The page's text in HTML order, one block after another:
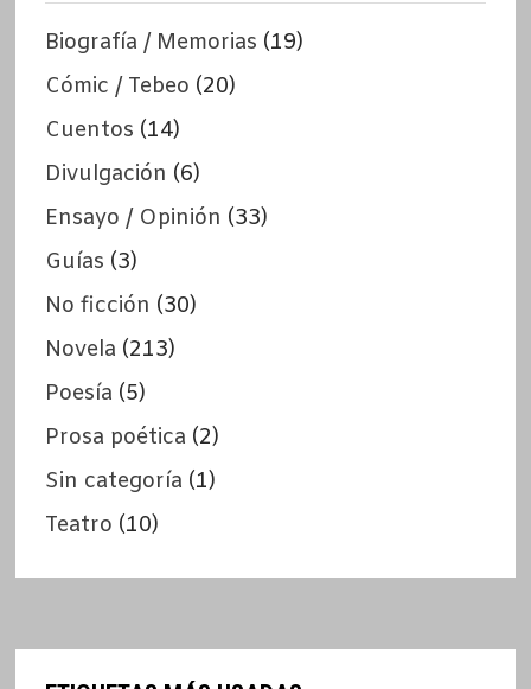
Biografía / Memorias (19)
Cómic / Tebeo (20)
Cuentos (14)
Divulgación (6)
Ensayo / Opinión (33)
Guías (3)
No ficción (30)
Novela (213)
Poesía (5)
Prosa poética (2)
Sin categoría (1)
Teatro (10)